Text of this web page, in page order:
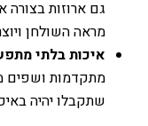
גם ארוזות
מראה השולחן
איכות בלתי
מתקדמות ושפים
שתקבלו יהיה